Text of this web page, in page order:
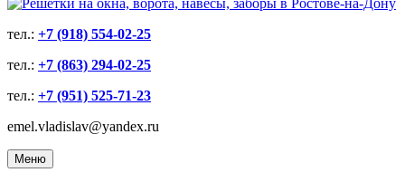
тел.: +7 (918) 554-02-25
тел.: +7 (863) 294-02-25
тел.: +7 (951) 525-71-23
emel.vladislav@yandex.ru
Меню